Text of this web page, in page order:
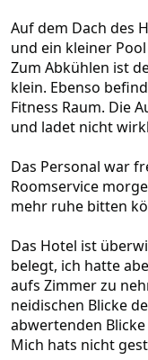
Auf dem Dach des
und ein kleiner
Zum Abkühlen ist
klein. Ebenso
Fitness Raum. Die
und ladet nicht
Das Personal war
Roomservice
mehr ruhe bitten
Das Hotel ist
belegt, ich hatte
aufs Zimmer zu
neidischen Blicke
abwertenden
Mich hats nicht